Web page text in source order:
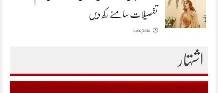
تفصیلات سامنے رکھ دیں
14/06/2026
اشتہار